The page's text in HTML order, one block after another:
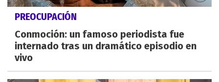
PREOCUPACIÓN
Conmoción: un famoso periodista fue
internado tras un dramático episodio en
vivo